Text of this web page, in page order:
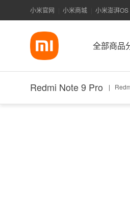
小米官网 小米商城 小米澎湃OS
全部商品
Redmi Note 9 Pro |